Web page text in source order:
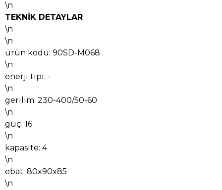
\n
TEKNİK DETAYLAR
\n
\n
ürün kodu: 90SD-M068
\n
enerji tipi: -
\n
gerilim: 230-400/50-60
\n
güç: 16
\n
kapasite: 4
\n
ebat: 80x90x85
\n